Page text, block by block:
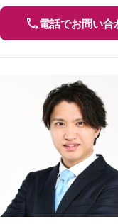
電話でお問い合